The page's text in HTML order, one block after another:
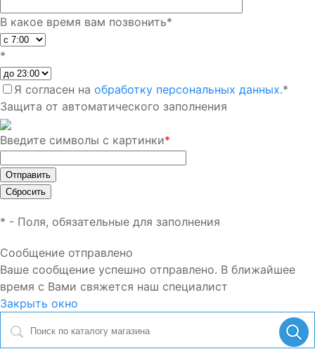
В какое время вам позвонить*
*
Я согласен на обработку персональных данных.*
Защита от автоматического заполнения
Введите символы с картинки*
* - Поля, обязательные для заполнения
Сообщение отправлено
Ваше сообщение успешно отправлено. В ближайшее
время с Вами свяжется наш специалист
Закрыть окно